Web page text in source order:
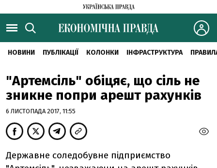
НОВИНИ ПУБЛІКАЦІЇ КОЛОНКИ ІНФРАСТРУКТУРА
"Артемсіль" обіцяє, що сіль не
зникне попри арешт рахунків
6 ЛИСТОПАДА 2017, 11:55
Державне соледобувне підприємство